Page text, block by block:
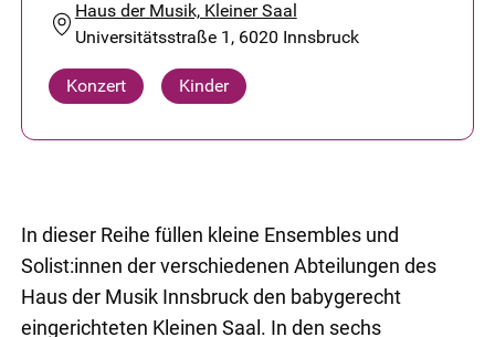
Haus der Musik, Kleiner Saal
Universitätsstraße 1, 6020 Innsbruck
Konzert Kinder
In dieser Reihe füllen kleine Ensembles und
Solist:innen der verschiedenen Abteilungen des
Haus der Musik Innsbruck den babygerecht
eingerichteten Kleinen Saal. In den sechs